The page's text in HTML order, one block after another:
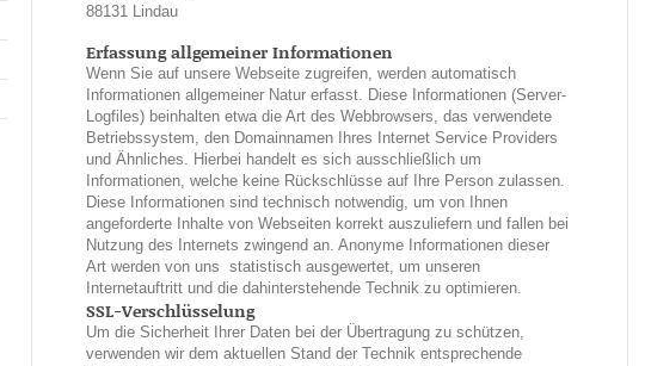
88131 Lindau
Erfassung allgemeiner Informationen
Wenn Sie auf unsere Webseite zugreifen, werden automatisch
Informationen allgemeiner Natur erfasst. Diese Informationen (Server-
Logfiles) beinhalten etwa die Art des Webbrowsers, das verwendete
Betriebssystem, den Domainnamen Ihres Internet Service Providers
und Ähnliches. Hierbei handelt es sich ausschließlich um
Informationen, welche keine Rückschlüsse auf Ihre Person zulassen.
Diese Informationen sind technisch notwendig, um von Ihnen
angeforderte Inhalte von Webseiten korrekt auszuliefern und fallen bei
Nutzung des Internets zwingend an. Anonyme Informationen dieser
Art werden von uns statistisch ausgewertet, um unseren
Internetauftritt und die dahinterstehende Technik zu optimieren.
SSL-Verschlüsselung
Um die Sicherheit Ihrer Daten bei der Übertragung zu schützen,
verwenden wir dem aktuellen Stand der Technik entsprechende